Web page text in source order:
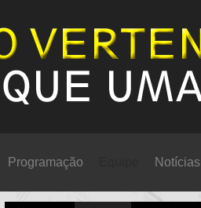
Programação Notícias